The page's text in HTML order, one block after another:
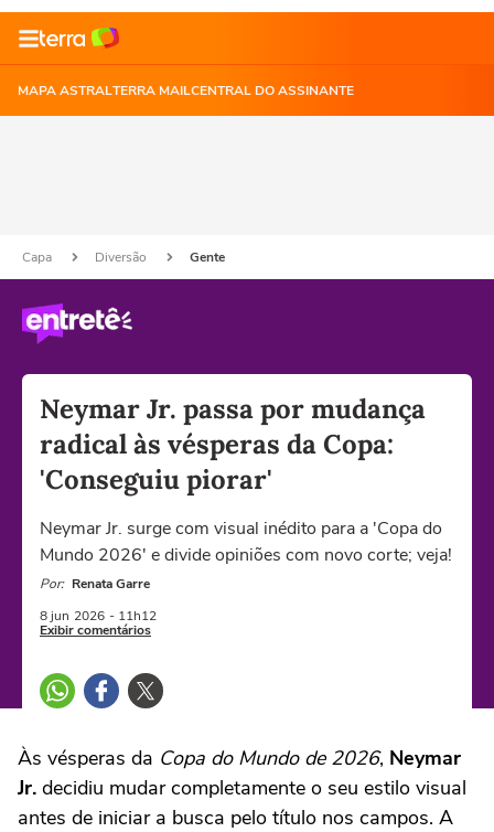
MAPA ASTRALTERRA MAILCENTRAL DO ASSINANTE
Capa Diversão Gente
Neymar Jr. passa por mudança
radical às vésperas da Copa:
'Conseguiu piorar'
Neymar Jr. surge com visual inédito para a 'Copa do
Mundo 2026' e divide opiniões com novo corte; veja!
Por: Renata Garre
8 jun 2026 - 11h12
Exibir comentários
Às vésperas da Copa do Mundo de 2026, Neymar
Jr. decidiu mudar completamente o seu estilo visual
antes de iniciar a busca pelo título nos campos. A